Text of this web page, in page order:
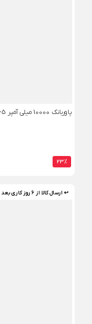
پاوربانک 10000 میلی آمپر 165 وات شیائومی مدل PB1165MI
23%
↩ ارسال کالا از 6 روز کاری بعد 🤌🏼